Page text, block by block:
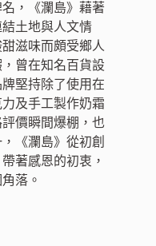
，《瀾島》藉著
土地與人文情
滋味而頗受鄉人
曾在知名百貨設
堅持除了使用在
及手工製作奶霜
價瞬間爆棚，也
《瀾島》從初創
著感恩的初衷，
落。